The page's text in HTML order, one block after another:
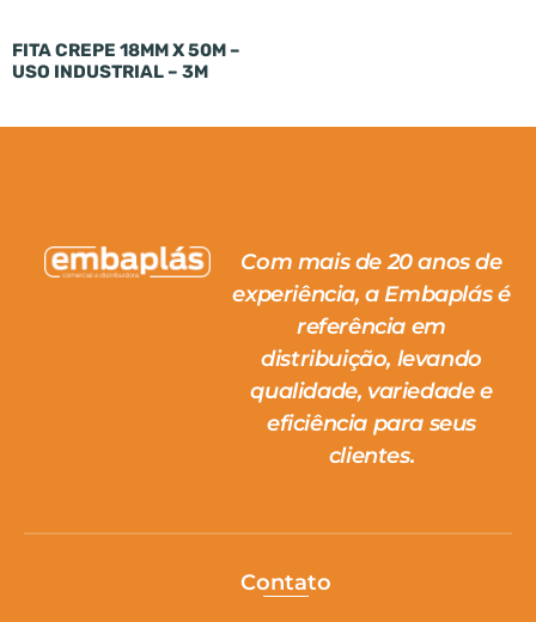
FITA CREPE 18MM X 50M –
USO INDUSTRIAL – 3M
Com mais de 20 anos de
experiência, a Embaplás é
referência em
distribuição, levando
qualidade, variedade e
eficiência para seus
clientes.
Contato